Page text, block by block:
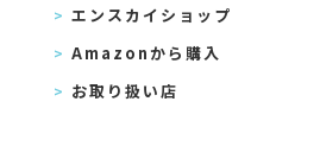
エンスカイショップ
Amazonから購入
お取り扱い店